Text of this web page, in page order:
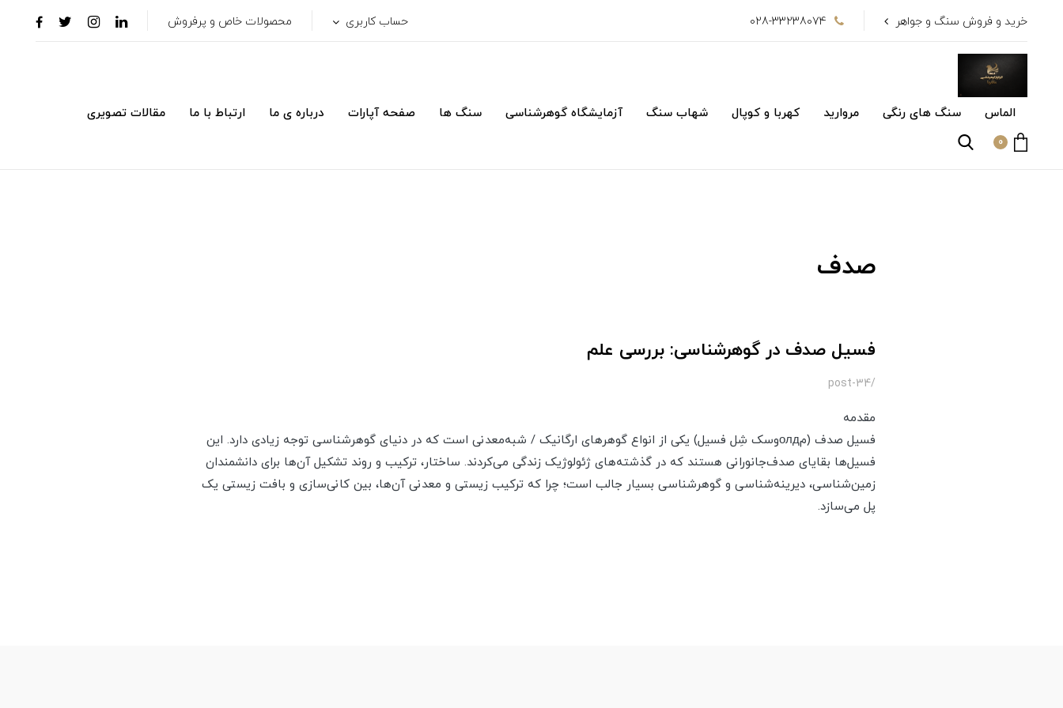
خرید و فروش سنگ و جواهر 028-33238074 حساب کاربری محصولات خاص و پرفروش
الماس سنگ های رنگی مروارید کهربا و کوپال شهاب سنگ آزمایشگاه گوهرشناسی سنگ ها صفحه آپارات درباره ی ما ارتباط با ما مقالات تصویری
0
صدف
فسیل صدف در گوهرشناسی: بررسی علم
/post-34
مقدمه
فسیل صدف (مолдوسک شِل فسیل) یکی از انواع گوهرهای ارگانیک / شبه‌معدنی است که در دنیای گوهرشناسی توجه زیادی دارد. این
فسیل‌ها بقایای صدف‌جانورانی هستند که در گذشته‌های ژئولوژیک زندگی می‌کردند. ساختار، ترکیب و روند تشکیل آن‌ها برای دانشمندان
زمین‌شناسی، دیرینه‌شناسی و گوهرشناسی بسیار جالب است؛ چرا که ترکیب زیستی و معدنی آن‌ها، بین کانی‌سازی و بافت زیستی یک
پل می‌سازد.